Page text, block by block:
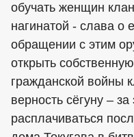
обучать женщин
нагинатой - слава о
обращении с этим
открыть
гражданской войны
верность сёгуну –
расплачиваться